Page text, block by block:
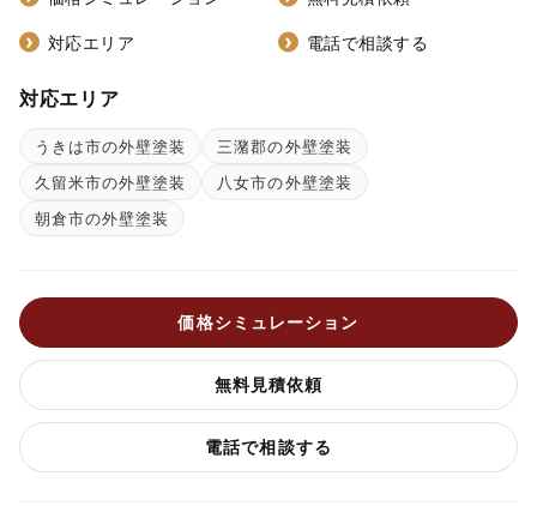
対応エリア 電話で相談する
対応エリア
うきは市の外壁塗装
三潴郡の外壁塗装
久留米市の外壁塗装
八女市の外壁塗装
朝倉市の外壁塗装
価格シミュレーション
無料見積依頼
電話で相談する